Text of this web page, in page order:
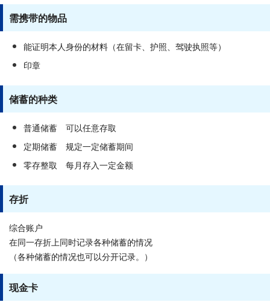
需携带的物品
能证明本人身份的材料（在留卡、护照、驾驶执照等）
印章
储蓄的种类
普通储蓄 可以任意存取
定期储蓄 规定一定储蓄期间
零存整取 每月存入一定金额
存折
综合账户
在同一存折上同时记录各种储蓄的情况
（各种储蓄的情况也可以分开记录。）
现金卡